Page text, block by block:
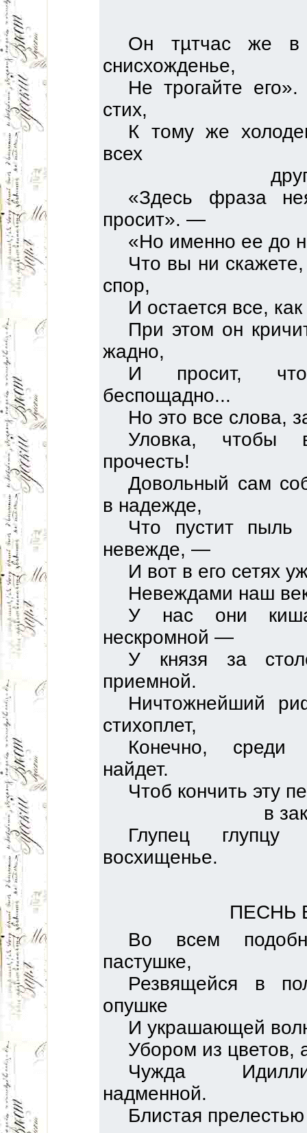
Он тµтчас же
снисхожденье,
Не трогайте
стих,
К тому же
всех
«Здесь фраза
просит». —
«Но именно ее до
Что вы ни скажете,
спор,
И остается все,
При этом он
жадно,
И просит,
беспощадно...
Но это все слова,
Уловка, чтобы
прочесть!
Довольный сам
в надежде,
Что пустит пыль
невежде, —
И вот в его сетях
Невеждами наш
У нас они
нескромной —
У князя за
приемной.
Ничтожнейший
стихоплет,
Конечно, среди
найдет.
Чтоб кончить эту
в
Глупец глупцу
восхищенье.
ПЕСНЬ
Во всем
пастушке,
Резвящейся в
опушке
И украшающей
Убором из цветов,
Чужда
надменной.
Блистая